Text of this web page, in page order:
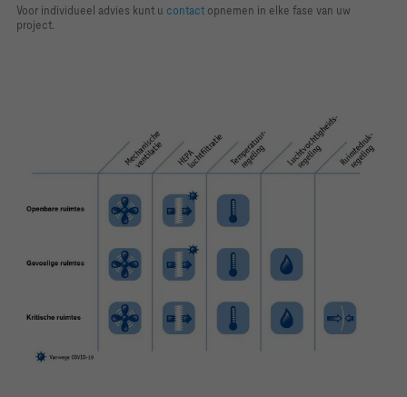
Voor individueel advies kunt u contact opnemen in elke fase van uw
project.